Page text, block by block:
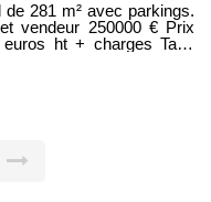
m² avec parkings.